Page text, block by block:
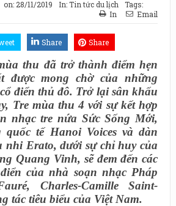
on: 28/11/2019 In:Tin tức du lịch
Tags:
In
Email
Share Share
thu đã trở thành điểm hẹn
được mong chờ của những
điển thủ đô. Trở lại sân khấu
Tre mùa thu 4 với sự kết hợp
nhạc tre nứa Sức Sống Mới,
tế Hanoi Voices và dàn
nhi Erato, dưới sự chỉ huy của
Quang Vinh, sẽ đem đến các
của nhà soạn nhạc Pháp
Charles-Camille Saint-
tác tiêu biểu của Việt Nam.